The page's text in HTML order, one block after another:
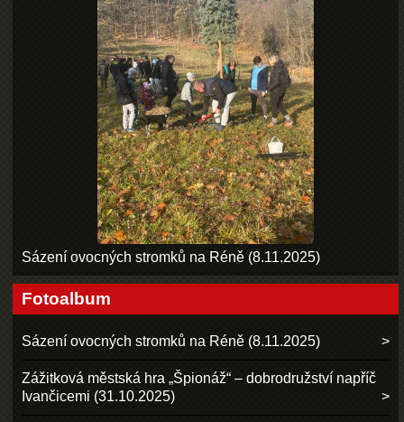
Sázení ovocných stromků na Réně (8.11.2025)
Fotoalbum
Sázení ovocných stromků na Réně (8.11.2025)
Zážitková městská hra „Špionáž“ – dobrodružství napříč
Ivančicemi (31.10.2025)